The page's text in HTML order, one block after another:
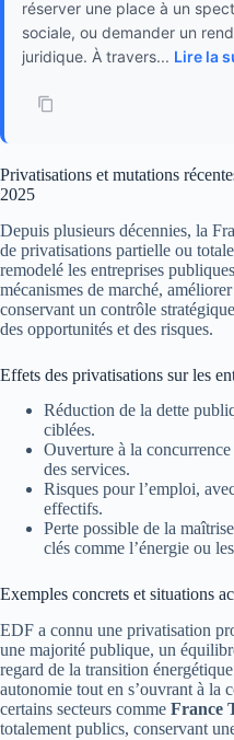
réserver une place à un
sociale, ou demander un
juridique. À travers... Lire la
Privatisations et mutations
2025
Depuis plusieurs décennies, la
de privatisations partielle ou
remodelé les entreprises
mécanismes de marché,
conservant un contrôle
des opportunités et des risques.
Effets des privatisations sur les
Réduction de la dette
ciblées.
Ouverture à la
des services.
Risques pour l’emploi,
effectifs.
Perte possible de la
clés comme l’énergie ou
Exemples concrets et situations
EDF a connu une privatisation
une majorité publique, un
regard de la transition
autonomie tout en s’ouvrant à la
certains secteurs comme France
totalement publics, conservant